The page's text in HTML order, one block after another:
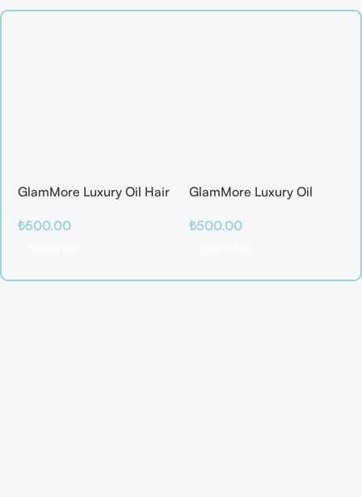
GlamMore Luxury Oil Hair
₺500.00
GlamMore Luxury Oil
Saç Kırılmalarına Karşı
₺500.00